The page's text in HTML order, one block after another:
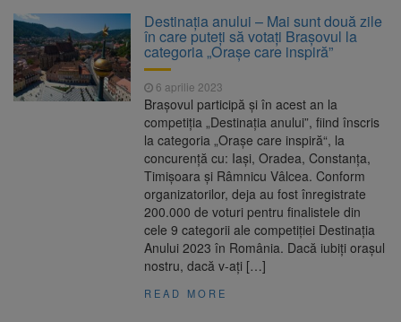
Piața Star din Brașov au fost demolate
7 august 2026
Platforma Belvedere de pe
Tâmpa intră în renovare. Contract de peste 1
milion de lei și termen de trei luni
Unul dintre cele mai mari
parcuri ale Brașovului va fi amenajat în
Bartolomeu-Avantgarden. Contractul a fost
Trafic blocat pe DN1E Brașov
– Poiana Brașov după un accident. Două
persoane primesc îngrijiri medicale
Destinația anului – Mai sunt două zile
în care puteți să votați Brașovul la
categoria „Orașe care inspiră”
6 aprilie 2023
Brașovul participă și în acest an la
competiția „Destinația anului”, fiind înscris
la categoria „Orașe care inspiră“, la
concurență cu: Iași, Oradea, Constanța,
Timișoara și Râmnicu Vâlcea. Conform
organizatorilor, deja au fost înregistrate
200.000 de voturi pentru finalistele din
cele 9 categorii ale competiției Destinația
Anului 2023 în România. Dacă iubiți orașul
nostru, dacă v-ați […]
READ MORE